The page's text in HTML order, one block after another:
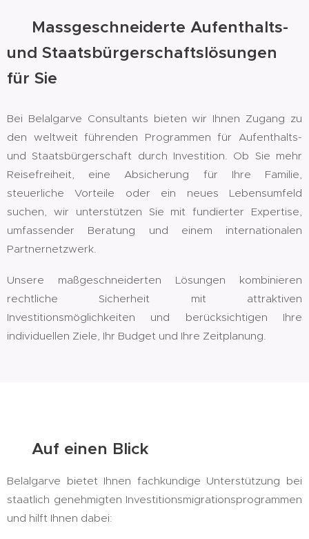
🌍 Massgeschneiderte Aufenthalts-
und Staatsbürgerschaftslösungen
für Sie
Bei Belalgarve Consultants bieten wir Ihnen Zugang zu
den weltweit führenden Programmen für Aufenthalts-
und Staatsbürgerschaft durch Investition. Ob Sie mehr
Reisefreiheit, eine Absicherung für Ihre Familie,
steuerliche Vorteile oder ein neues Lebensumfeld
suchen, wir unterstützen Sie mit fundierter Expertise,
umfassender Beratung und einem internationalen
Partnernetzwerk.
Unsere maßgeschneiderten Lösungen kombinieren
rechtliche Sicherheit mit attraktiven
Investitionsmöglichkeiten und berücksichtigen Ihre
individuellen Ziele, Ihr Budget und Ihre Zeitplanung.
✅ Auf einen Blick
Belalgarve bietet Ihnen fachkundige Unterstützung bei
staatlich genehmigten Investitionsmigrationsprogrammen
und hilft Ihnen dabei: